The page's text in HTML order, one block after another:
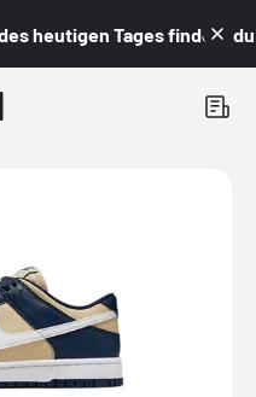
heutigen Tages findest du